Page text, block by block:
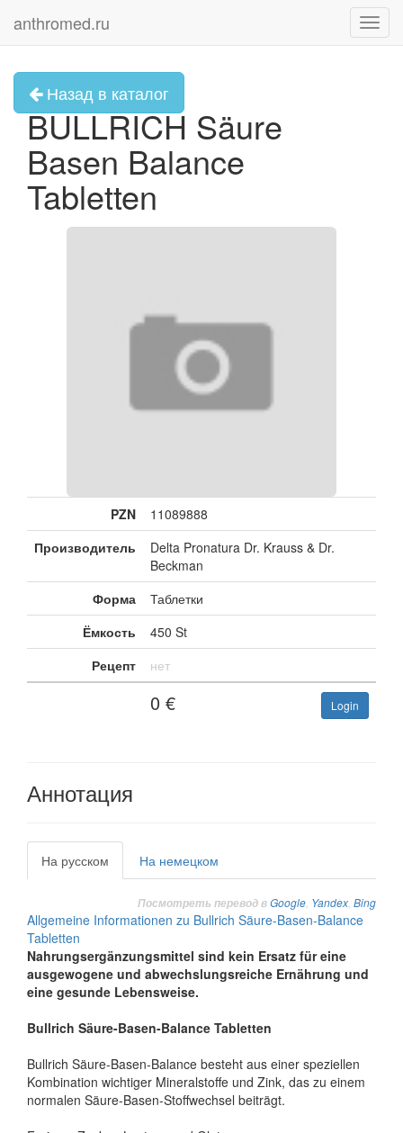
anthromed.ru
Назад в каталог
BULLRICH Säure
Basen Balance
Tabletten
PZN
11089888
Производитель
Delta Pronatura Dr. Krauss & Dr.
Beckman
Форма
Таблетки
Ёмкость
450 St
Рецепт
нет
0 € Login
Аннотация
На русском На немецком
Посмотреть перевод вGoogle Yandex Bing
Allgemeine Informationen zu Bullrich Säure-Basen-Balance
Tabletten
Nahrungsergänzungsmittel sind kein Ersatz für eine
ausgewogene und abwechslungsreiche Ernährung und
eine gesunde Lebensweise.
Bullrich Säure-Basen-Balance Tabletten
Bullrich Säure-Basen-Balance besteht aus einer speziellen
Kombination wichtiger Mineralstoffe und Zink, das zu einem
normalen Säure-Basen-Stoffwechsel beiträgt.